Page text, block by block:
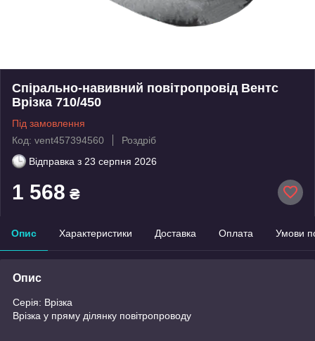
Спірально-навивний повітропровід Вентс
Врізка 710/450
Під замовлення
Код: vent457394560
Роздріб
Відправка з 23 серпня 2026
1 568 ₴
Опис Характеристики Доставка Оплата Умови
Опис
Серія: Врізка
Врізка у пряму ділянку повітропроводу